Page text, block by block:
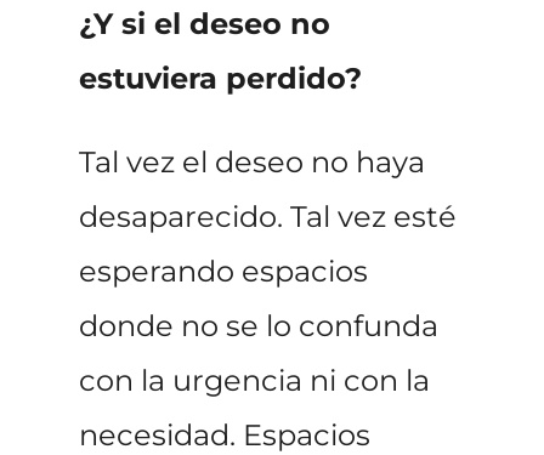
¿Y si el deseo no
estuviera perdido?
Tal vez el deseo no haya
desaparecido. Tal vez esté
esperando espacios
donde no se lo confunda
con la urgencia ni con la
necesidad. Espacios